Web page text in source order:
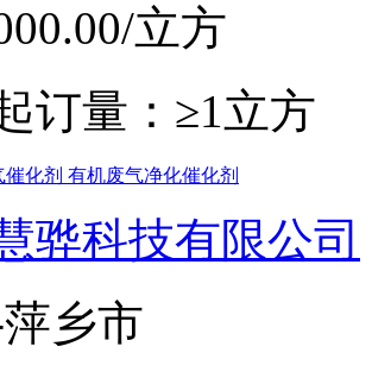
/立方
订量： ≥1立方
催化剂 有机废气净化催化剂
骅科技有限公司
乡市